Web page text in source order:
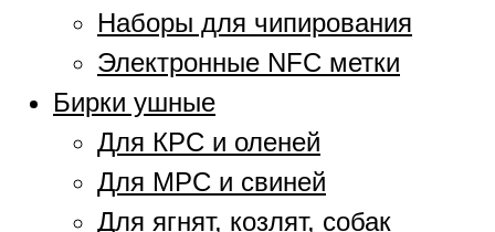
Наборы для чипирования
Электронные NFC метки
Бирки ушные
Для КРС и оленей
Для МРС и свиней
Для ягнят, козлят, собак